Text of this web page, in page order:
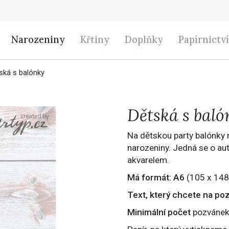
Narozeniny Křtiny Doplňky Papírnictví
s balónky
Dětská s
Na dětskou party balónky
narozeniny. Jedná se o
akvarelem.
Má formát: A6 (105 x
Text, který chcete na
Minimální počet